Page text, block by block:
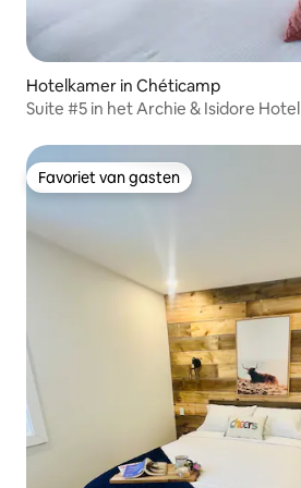
Hotelkamer in Chéticamp
Suite #5 in het Archie & Isidore Hotel
Favoriet van gasten
Favoriet van gasten